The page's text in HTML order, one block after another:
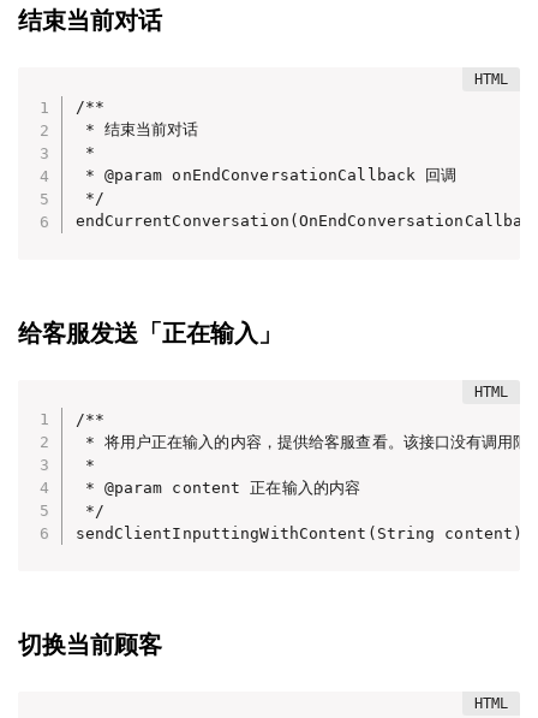
结束当前对话
/**
* 结束当前对话
*
* @param onEndConversationCallback 回调
*/
给客服发送「正在输入」
/**
* 将用户正在输入的内容，提供给客服查看。该接口没有调用限
*
* @param content 正在输入的内容
*/
sendClientInputtingWithContent(String content)
切换当前顾客